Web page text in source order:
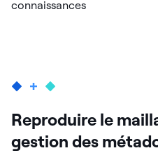
Reproduire le
gestion des